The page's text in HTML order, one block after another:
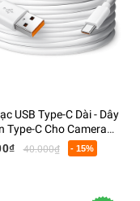
USB Type-C Dài - Dây
Type-C Cho Camera
Webcam, Điện Thoại
40.000₫ - 15%